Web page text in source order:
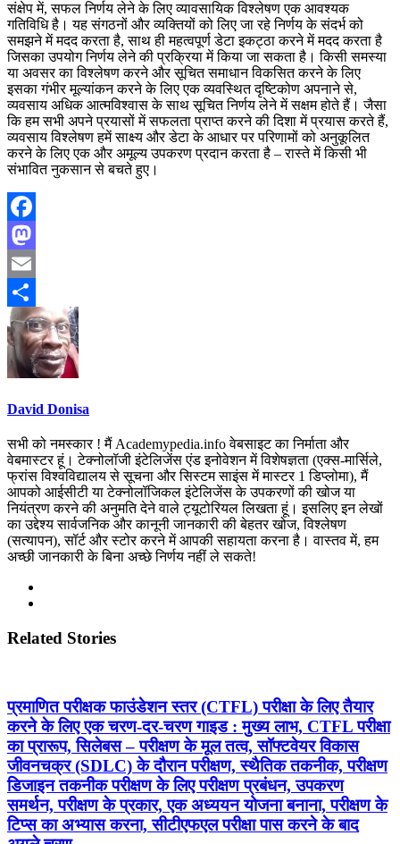
संक्षेप में, सफल निर्णय लेने के लिए व्यावसायिक विश्लेषण एक आवश्यक
गतिविधि है। यह संगठनों और व्यक्तियों को लिए जा रहे निर्णय के संदर्भ को
समझने में मदद करता है, साथ ही महत्वपूर्ण डेटा इकट्ठा करने में मदद करता है
जिसका उपयोग निर्णय लेने की प्रक्रिया में किया जा सकता है। किसी समस्या
या अवसर का विश्लेषण करने और सूचित समाधान विकसित करने के लिए
इसका गंभीर मूल्यांकन करने के लिए एक व्यवस्थित दृष्टिकोण अपनाने से,
व्यवसाय अधिक आत्मविश्वास के साथ सूचित निर्णय लेने में सक्षम होते हैं। जैसा
कि हम सभी अपने प्रयासों में सफलता प्राप्त करने की दिशा में प्रयास करते हैं,
व्यवसाय विश्लेषण हमें साक्ष्य और डेटा के आधार पर परिणामों को अनुकूलित
करने के लिए एक और अमूल्य उपकरण प्रदान करता है – रास्ते में किसी भी
संभावित नुकसान से बचते हुए।
Facebook
Mastodon
Email
Share
David Donisa
सभी को नमस्कार ! मैं Academypedia.info वेबसाइट का निर्माता और
वेबमास्टर हूं। टेक्नोलॉजी इंटेलिजेंस एंड इनोवेशन में विशेषज्ञता (एक्स-मार्सिले,
फ्रांस विश्वविद्यालय से सूचना और सिस्टम साइंस में मास्टर 1 डिप्लोमा), मैं
आपको आईसीटी या टेक्नोलॉजिकल इंटेलिजेंस के उपकरणों की खोज या
नियंत्रण करने की अनुमति देने वाले ट्यूटोरियल लिखता हूं। इसलिए इन लेखों
का उद्देश्य सार्वजनिक और कानूनी जानकारी की बेहतर खोज, विश्लेषण
(सत्यापन), सॉर्ट और स्टोर करने में आपकी सहायता करना है। वास्तव में, हम
अच्छी जानकारी के बिना अच्छे निर्णय नहीं ले सकते!
Related Stories
प्रमाणित परीक्षक फाउंडेशन स्तर (CTFL) परीक्षा के लिए तैयार
करने के लिए एक चरण-दर-चरण गाइड : मुख्य लाभ, CTFL परीक्षा
का प्रारूप, सिलेबस – परीक्षण के मूल तत्व, सॉफ्टवेयर विकास
जीवनचक्र (SDLC) के दौरान परीक्षण, स्थैतिक तकनीक, परीक्षण
डिजाइन तकनीक परीक्षण के लिए परीक्षण प्रबंधन, उपकरण
समर्थन, परीक्षण के प्रकार, एक अध्ययन योजना बनाना, परीक्षण के
टिप्स का अभ्यास करना, सीटीएफएल परीक्षा पास करने के बाद